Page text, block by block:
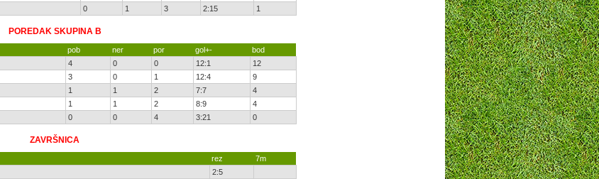
0 1 3 2:15 1
POREDAK SKUPINA B
pob ner por gol+-
bod
4 0 0 12:1
12
3 0 1 12:4
9
1 1 2 7:7
4
1 1 2 8:9
4
0 0 4 3:21 0
ZAVRŠNICA
rez
7m
2:5